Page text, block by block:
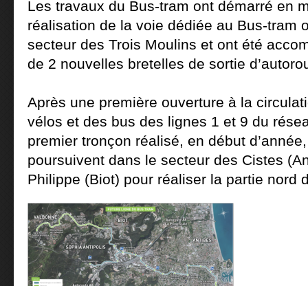
Les travaux du Bus-tram ont démarré en
réalisation de la voie dédiée au Bus-tram
secteur des Trois Moulins et ont été
de 2 nouvelles bretelles de sortie
Après une première ouverture à la
vélos et des bus des lignes 1 et 9 du
premier tronçon réalisé, en début
poursuivent dans le secteur des Cistes
Philippe (Biot) pour réaliser la partie nord